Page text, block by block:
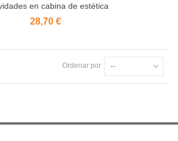
en cabina de estética
28,70 €
Ordenar por --